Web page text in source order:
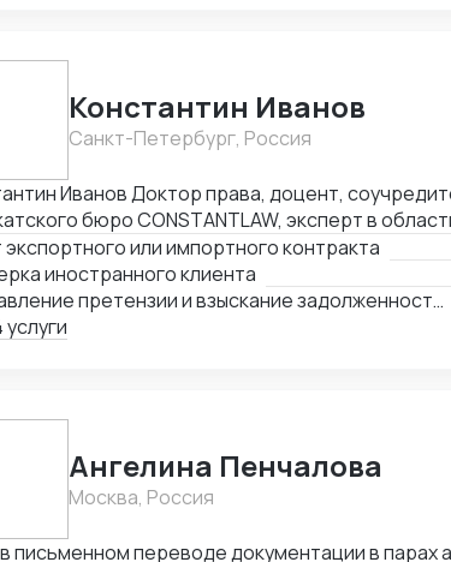
Константин Иванов
Санкт-Петербург, Россия
права, доцент, соучредитель международного
бюро CONSTANTLAW, эксперт в
сопровождения международных
споров. Международный
Латвия, международный арбитражный суд IAC
экспортного или импортного контракта
иностранного клиента
Составление претензии и взыскание задолженности с иностранного клиента
Ангелина Пенчалова
Москва, Россия
письменном переводе документации в парах